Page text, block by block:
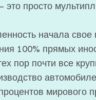
просто
начала свое
100% прямых
пор почти все
мирового